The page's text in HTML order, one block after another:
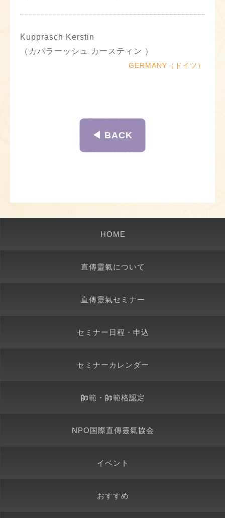
Kupprasch Kerstin
（カパラーッシュ カースティン ）
GERMANY（ドイツ）
◀︎ BACK
HOME
直傳靈氣について
直傳靈氣セミナー
セミナー日程・申込
セミナーカレンダー
師範・師範格認定
NPO国際直傳靈氣協会
イベント
おすすめ